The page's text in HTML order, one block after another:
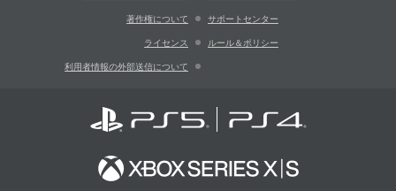
著作権について サポートセンター
ライセンス ルール＆ポリシー
利用者情報の外部送信について